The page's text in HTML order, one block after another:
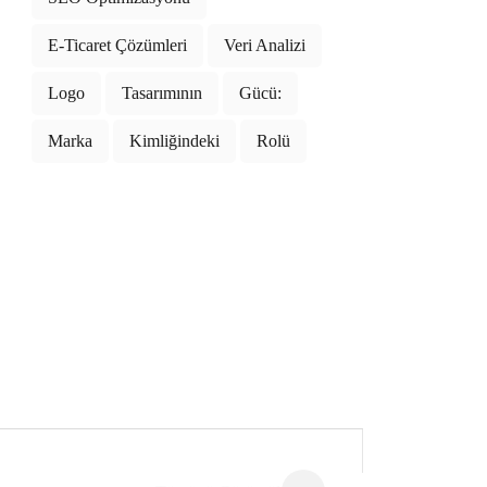
E-Ticaret Çözümleri Veri Analizi
Logo Tasarımının Gücü:
Marka Kimliğindeki Rolü